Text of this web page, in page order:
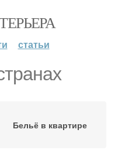
статьи
Бельё в квартире